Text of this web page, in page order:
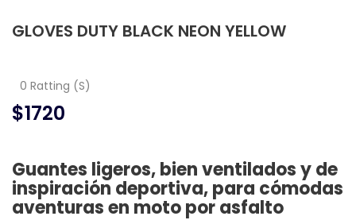
GLOVES DUTY BLACK NEON YELLOW
0 Ratting (S)
$1720
Guantes ligeros, bien ventilados y de
inspiración deportiva, para cómodas
aventuras en moto por asfalto